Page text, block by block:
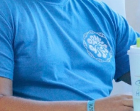
МЕТОДИЧЕСКАЯ ДЕЯТЕЛЬНОСТЬ